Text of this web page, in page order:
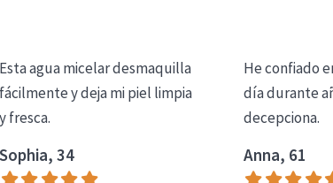
Esta agua micelar desmaquilla
fácilmente y deja mi piel limpia
y fresca.
Sophia, 34
He confiado
día durante
decepciona.
Anna, 61